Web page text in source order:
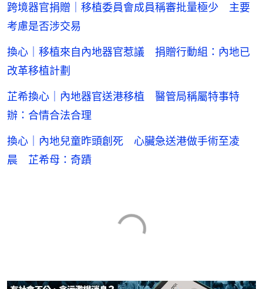
跨境器官捐贈｜移植委員會成員稱審批量極少 主要
考慮是否涉交易
換心｜移植來自內地器官惹議 捐贈行動組：內地已
改革移植計劃
芷希換心｜內地器官送港移植 醫管局稱屬特事特
辦：合情合法合理
換心｜內地兒童昨頭創死 心臟急送港做手術至凌
晨 芷希母：奇蹟